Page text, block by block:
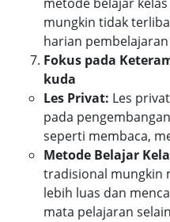
mungkin tidak
harian pembelajaran
Fokus pada
kuda
Les Privat: Les
pada
seperti membaca,
Metode Belajar
tradisional mungkin
lebih luas dan
mata pelajaran